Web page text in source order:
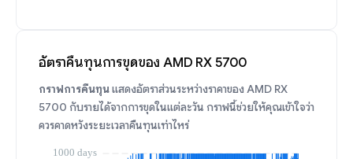
อัตราคืนทุนการขุดของ AMD RX 5700
กราฟการคืนทุนแสดงอัตราส่วนระหว่างราคาของ AMD RX
5700 กับรายได้จากการขุดในแต่ละวัน กราฟนี้ช่วยให้คุณเข้าใจว่า
ควรคาดหวังระยะเวลาคืนทุนเท่าไหร่